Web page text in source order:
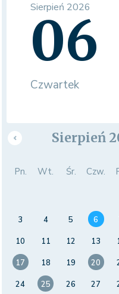
Sierpień 2026
06
Czwartek
Sierpień
Pn. Wt. Śr. Czw.
3
4 5 6
10
11 12 13
17
18 19 20
24
25 26 27